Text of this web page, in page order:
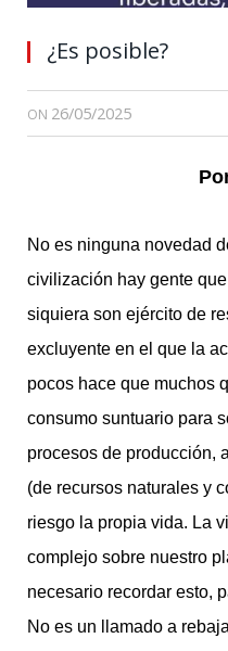
¿Es posible?
ON 26/05/2025
No es ninguna novedad
civilización hay gente
siquiera son ejército de
excluyente en el que la
pocos hace que muchos
consumo suntuario para
procesos de producción,
(de recursos naturales y
riesgo la propia vida. La
complejo sobre nuestro
necesario recordar esto,
No es un llamado a